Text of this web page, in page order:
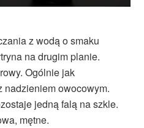
z wodą o smaku
na drugim planie.
Ogólnie jak
nadzieniem owocowym.
jedną falą na szkle.
mętne.